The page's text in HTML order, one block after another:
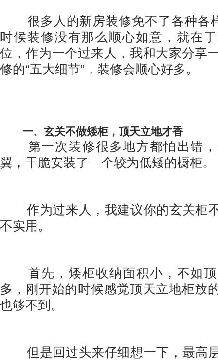
很多人的新房装修免不了各种各
时候装修没有那么顺心如意，就在
位，作为一个过来人，我和大家分享
修的“五大细节”，装修会顺心好多。
一、玄关不做矮柜，顶天立地才香
第一次装修很多地方都怕出错，
翼，干脆安装了一个较为低矮的橱柜。
作为过来人，我建议你的玄关柜
不实用。
首先，矮柜收纳面积小，不如顶
多，刚开始的时候感觉顶天立地柜放
也够不到。
但是回过头来仔细想一下，最高